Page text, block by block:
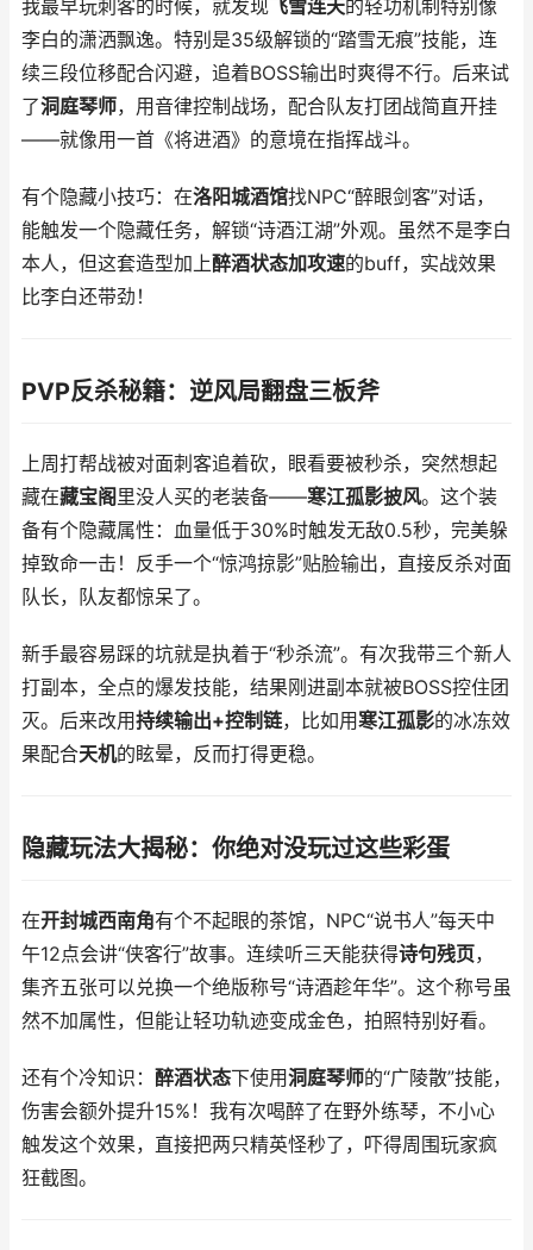
我最早玩刺客的时候，就发现飞雪连天的轻功机制特别像
李白的潇洒飘逸。特别是35级解锁的“踏雪无痕”技能，连
续三段位移配合闪避，追着BOSS输出时爽得不行。后来试
了洞庭琴师，用音律控制战场，配合队友打团战简直开挂
——就像用一首《将进酒》的意境在指挥战斗。
有个隐藏小技巧：在洛阳城酒馆找NPC“醉眼剑客”对话，
能触发一个隐藏任务，解锁“诗酒江湖”外观。虽然不是李白
本人，但这套造型加上醉酒状态加攻速的buff，实战效果
比李白还带劲！
PVP反杀秘籍：逆风局翻盘三板斧
上周打帮战被对面刺客追着砍，眼看要被秒杀，突然想起
藏在藏宝阁 里没人买的老装备——寒江孤影披风。这个装
备有个隐藏属性：血量低于30%时触发无敌0.5秒，完美躲
掉致命一击！反手一个“惊鸿掠影”贴脸输出，直接反杀对面
队长，队友都惊呆了。
新手最容易踩的坑就是执着于“秒杀流”。有次我带三个新人
打副本，全点的爆发技能，结果刚进副本就被BOSS控住团
灭。后来改用持续输出+控制链，比如用寒江孤影的冰冻效
果配合天机的眩晕，反而打得更稳。
隐藏玩法大揭秘：你绝对没玩过这些彩蛋
在开封城西南角有个不起眼的茶馆，NPC“说书人”每天中
午12点会讲“侠客行”故事。连续听三天能获得诗句残页，
集齐五张可以兑换一个绝版称号“诗酒趁年华”。这个称号虽
然不加属性，但能让轻功轨迹变成金色，拍照特别好看。
还有个冷知识： 醉酒状态下使用洞庭琴师的“广陵散”技能，
伤害会额外提升15%！我有次喝醉了在野外练琴，不小心
触发这个效果，直接把两只精英怪秒了，吓得周围玩家疯
狂截图。